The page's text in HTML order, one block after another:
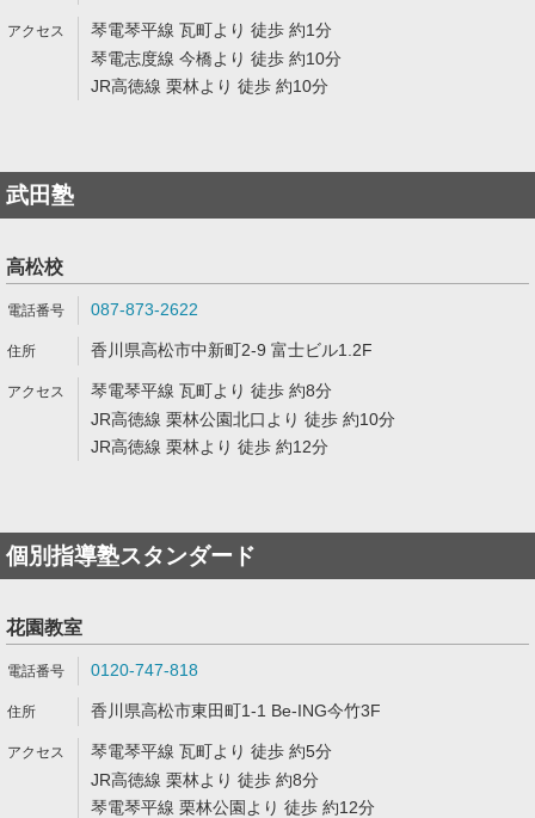
琴電琴平線 瓦町より 徒歩 約1分
琴電志度線 今橋より 徒歩 約10分
JR高徳線 栗林より 徒歩 約10分
武田塾
高松校
087-873-2622
香川県高松市中新町2-9 富士ビル1.2F
琴電琴平線 瓦町より 徒歩 約8分
JR高徳線 栗林公園北口より 徒歩 約10分
JR高徳線 栗林より 徒歩 約12分
個別指導塾スタンダード
花園教室
0120-747-818
香川県高松市東田町1-1 Be-ING今竹3F
琴電琴平線 瓦町より 徒歩 約5分
JR高徳線 栗林より 徒歩 約8分
琴電琴平線 栗林公園より 徒歩 約12分